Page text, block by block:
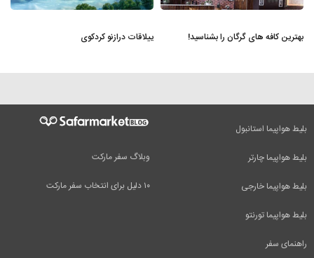
بهترین کافه های گرگان را بشناسید! ییلاقات درازنو کردکوی
وبلاگ سفر مارکت
۱۰ دلیل برای انتخاب سفر مارکت
بلیط هواپیما استانبول
بلیط هواپیما چارتر
بلیط هواپیما خارجی
بلیط هواپیما تورنتو
راهنمای سفر